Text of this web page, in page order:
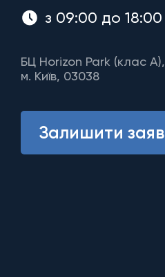
з 09:00 до 18:00
БЦ Horizon Park (клас
м. Київ, 03038
Залишити